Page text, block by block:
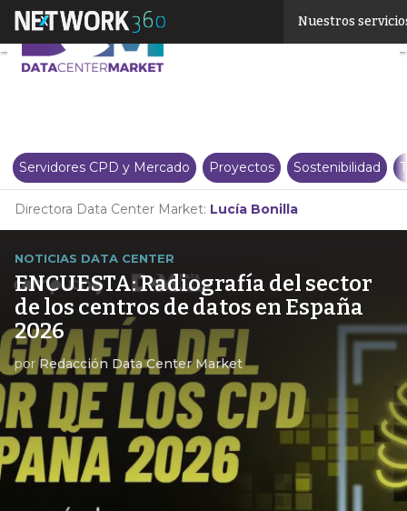
Nuestros
Servidores CPD y Mercado Proyectos Sostenibilidad
Directora Data Center Market: Lucía Bonilla
NOTICIAS DATA CENTER
ENCUESTA: Radiografía del sector
de los centros de datos en España
2026
porRedacción Data Center Market